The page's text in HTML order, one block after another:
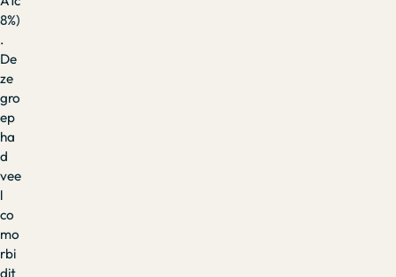
8%)
.
De
ze
gro
ep
ha
d
vee
l
co
mo
rbi
dit